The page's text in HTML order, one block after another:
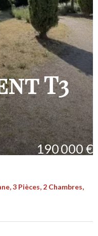
T3
190 000 €
3 Pièces, 2 Chambres,